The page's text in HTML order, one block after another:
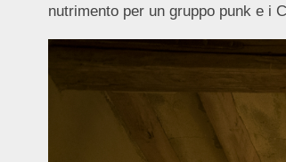
nutrimento per un gruppo punk e i